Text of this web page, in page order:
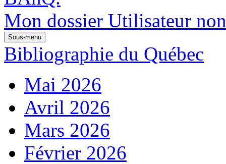
Mon dossier Utilisateur
Sous-menu
Bibliographie du Québec
Mai 2026
Avril 2026
Mars 2026
Février 2026